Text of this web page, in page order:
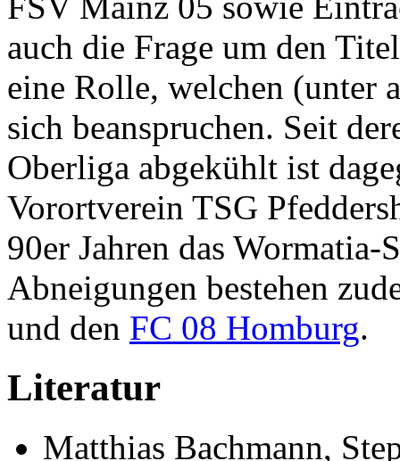
auch die Frage um den
eine Rolle, welchen (unter
sich beanspruchen. Seit
Oberliga abgekühlt ist
Vorortverein TSG
90er Jahren das Wormatia-
Abneigungen bestehen
und den FC 08 Homburg.
Literatur
Matthias Bachmann,